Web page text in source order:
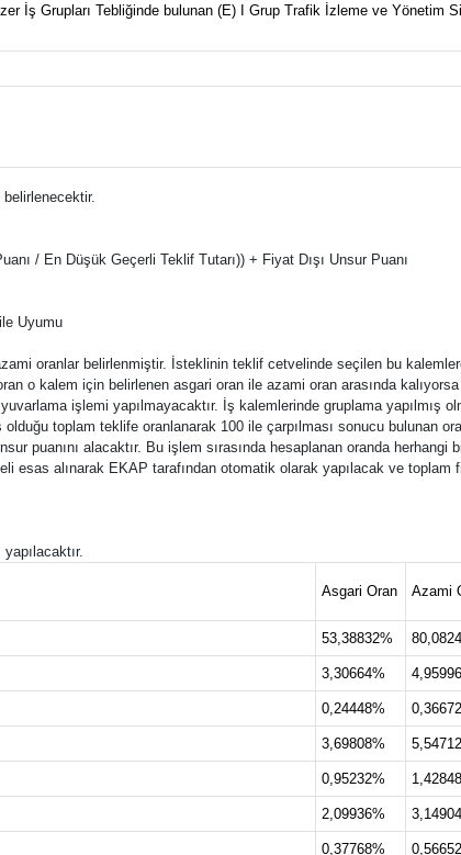
İş Grupları Tebliğinde bulunan (E) I Grup Trafik İzleme ve Yönetim
/ En Düşük Geçerli Teklif Tutarı)) + Fiyat Dışı Unsur Puanı
Uyumu
oranlar belirlenmiştir. İsteklinin teklif cetvelinde seçilen bu
o kalem için belirlenen asgari oran ile azami oran arasında
işlemi yapılmayacaktır. İş kalemlerinde gruplama yapılmış
toplam teklife oranlanarak 100 ile çarpılması sonucu bulunan
puanını alacaktır. Bu işlem sırasında hesaplanan oranda herhangi
alınarak EKAP tarafından otomatik olarak yapılacak ve toplam
Asgari Oran Azami
53,38832%
3,30664%
0,24448%
3,69808%
0,95232%
2,09936%
0,37768%